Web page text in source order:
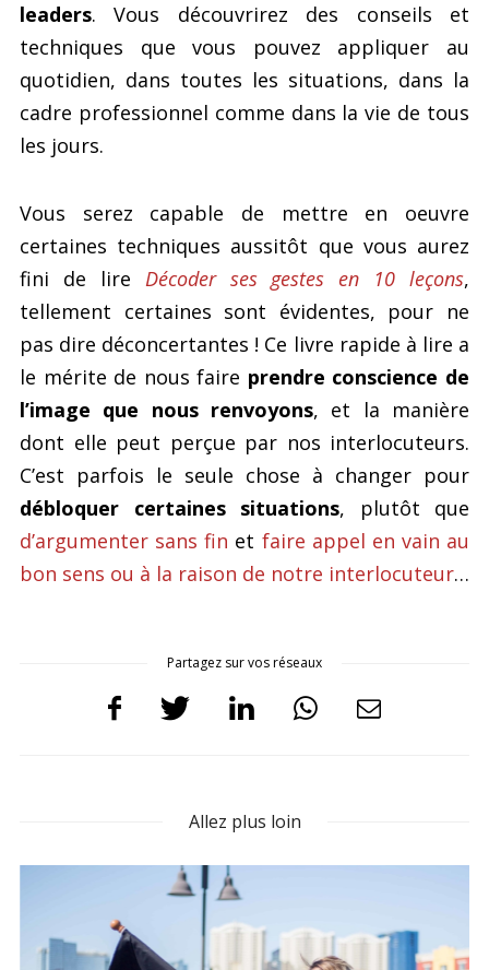
leaders. Vous découvrirez des conseils et
techniques que vous pouvez appliquer au
quotidien, dans toutes les situations, dans la
cadre professionnel comme dans la vie de tous
les jours.
Vous serez capable de mettre en oeuvre
certaines techniques aussitôt que vous aurez
fini de lire Décoder ses gestes en 10 leçons,
tellement certaines sont évidentes, pour ne
pas dire déconcertantes ! Ce livre rapide à lire a
le mérite de nous faire prendre conscience de
l’image que nous renvoyons, et la manière
dont elle peut perçue par nos interlocuteurs.
C’est parfois le seule chose à changer pour
débloquer certaines situations, plutôt que
d’argumenter sans fin et faire appel en vain au
bon sens ou à la raison de notre interlocuteur…
Partagez sur vos réseaux
Allez plus loin